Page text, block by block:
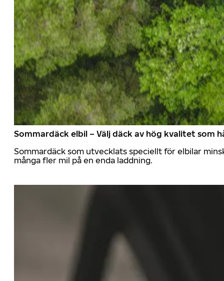
Sommardäck elbil – Välj däck av hög kvalitet som
Sommardäck som utvecklats speciellt för elbilar
många fler mil på en enda laddning.